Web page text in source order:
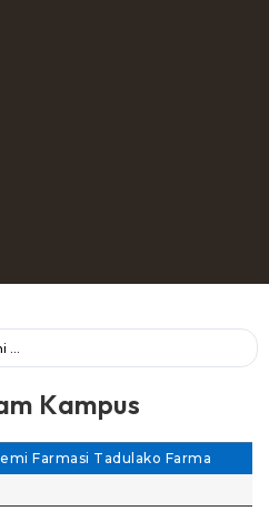
Kampus
Farmasi Tadulako Farma